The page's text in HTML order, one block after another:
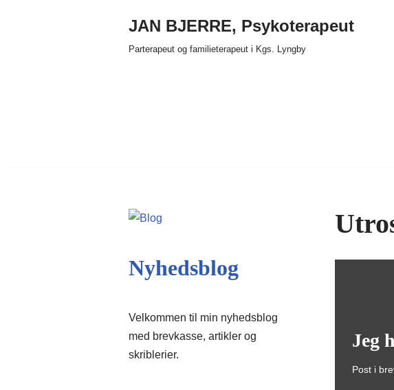
JAN BJERRE, Psykoterapeut
Parterapeut og familieterapeut i Kgs. Lyngby
Nyhedsblog
Velkommen til min nyhedsblog
med brevkasse, artikler og
skriblerier.
Jeg
Post i